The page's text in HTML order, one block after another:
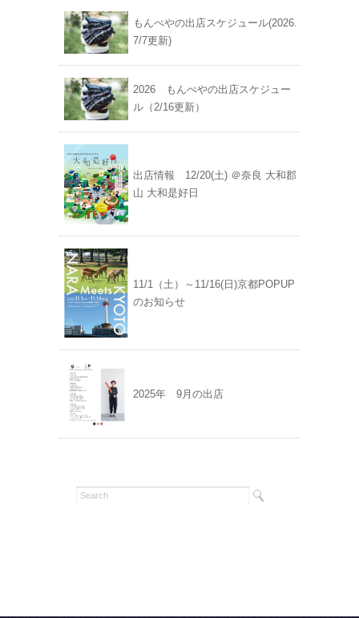
もんぺやの出店スケジュール(2026.
7/7更新)
2026 もんぺやの出店スケジュー
ル（2/16更新）
出店情報 12/20(土) ＠奈良 大和郡
山 大和是好日
11/1（土）～11/16(日)京都POPUP
のお知らせ
2025年 9月の出店